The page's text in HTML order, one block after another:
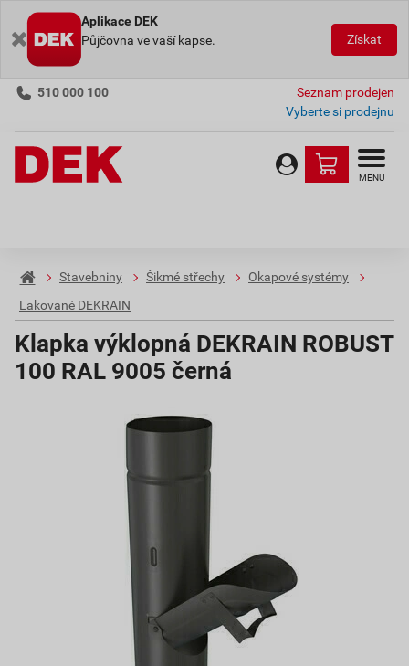
Aplikace DEK
Půjčovna ve vaší kapse.
Získat
510 000 100
Seznam prodejen
Vyberte si prodejnu
MENU
Stavebniny Šikmé střechy
Okapové systémy
Lakované DEKRAIN
Klapka výklopná DEKRAIN ROBUST
100 RAL 9005 černá